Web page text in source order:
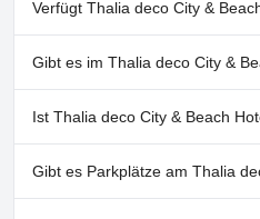
Beschränkungen zeitweise
dennoch den schönen
Verfügt Thalia deco City &
Ja, Thalia deco City & Beach
mehreren der folgenden
Außenpool.Weitere
auf den FragebogenPool.
Gibt es im Thalia deco City &
Nein, ein Spa ist im Thalia deco
vorhanden.
Ist Thalia deco City & Beach
Nein, Thalia deco City & Beach
Gibt es Parkplätze am Thalia